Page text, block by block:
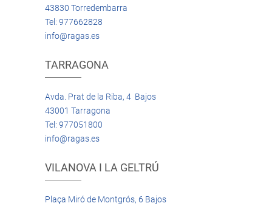
43830 Torredembarra
Tel: 977662828
info@ragas.es
TARRAGONA
Avda. Prat de la Riba, 4 Bajos
43001 Tarragona
Tel: 977051800
info@ragas.es
VILANOVA I LA GELTRÚ
Plaça Miró de Montgrós, 6 Bajos